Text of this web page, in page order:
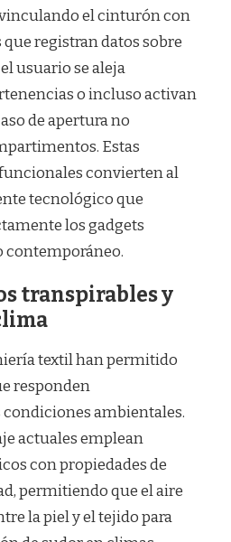
el cinturón con
registran datos sobre
usuario se aleja
o incluso activan
de apertura no
Estas
convierten al
tecnológico que
los gadgets
contemporáneo.
transpirables y
textil han permitido
responden
ambientales.
actuales emplean
con propiedades de
permitiendo que el aire
la piel y el tejido para